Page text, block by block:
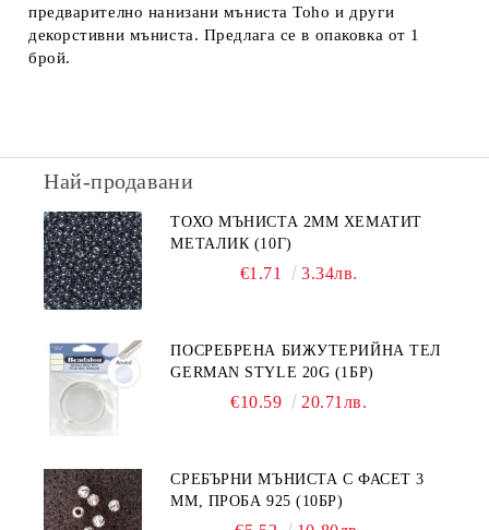
предварително нанизани мъниста Toho и други
декорстивни мъниста. Предлага се в опаковка от 1
брой.
Най-продавани
ТОХО МЪНИСТА 2ММ ХЕМАТИТ
МЕТАЛИК (10Г)
€1.71 3.34лв.
ПОСРЕБРЕНА БИЖУТЕРИЙНА ТЕЛ
GERMAN STYLE 20G (1БР)
€10.59 20.71лв.
СРЕБЪРНИ МЪНИСТА С ФАСЕТ 3
ММ, ПРОБА 925 (10БР)